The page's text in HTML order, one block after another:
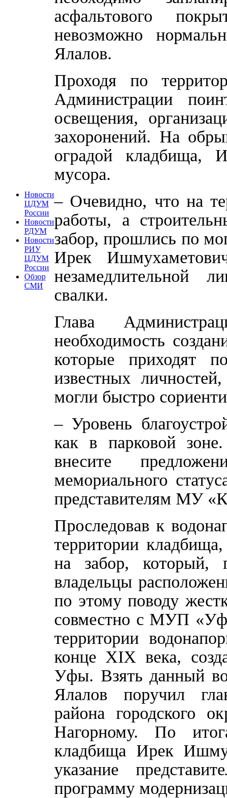
Новости
ЦДУМ
России
Новости
РДУМ
Новости
РИУ
ЦДУМ
России
Обзор
СМИ
асфальтового
невозможно
Ялалов.
Проходя по
Администрации
освещения,
захоронений. На
оградой кладбища,
мусора.
– Очевидно, что на
работы, а
забор, прошлись по
Ирек
незамедлительной
свалки.
Глава
необходимость
которые приходят
известных
могли быстро
– Уровень
как в парковой
внесите
мемориального
представителям МУ
Проследовав к
территории
на забор, который,
владельцы
по этому поводу
совместно с МУП
территории
конце XIX века,
Уфы. Взять данный
Ялалов поручил
района городского
Нагорному. По
кладбища Ирек
указание
программу